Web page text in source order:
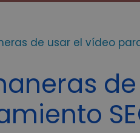
de usar el vídeo